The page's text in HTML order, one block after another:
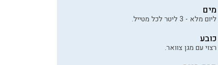
מים
ליום מלא - 3 ליטר לכל מטייל.
כובע
רצוי עם מגן צוואר.